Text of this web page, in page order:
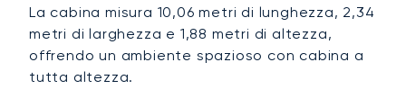
La cabina misura 10,06 metri di lunghezza, 2,34
metri di larghezza e 1,88 metri di altezza,
offrendo un ambiente spazioso con cabina a
tutta altezza.